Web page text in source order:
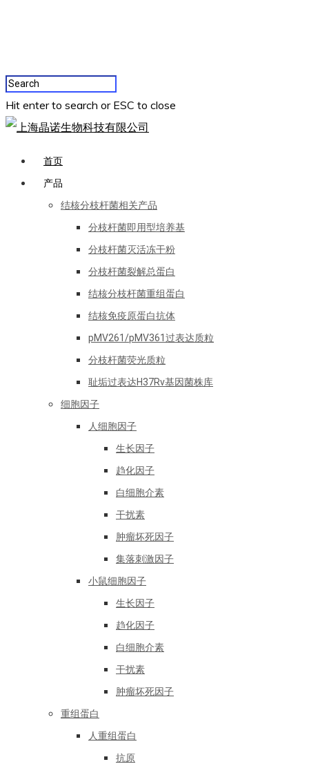
Hit enter to search or ESC to close
首页
产品
结核分枝杆菌相关产品
分枝杆菌即用型培养基
分枝杆菌灭活冻干粉
分枝杆菌裂解总蛋白
结核分枝杆菌重组蛋白
结核免疫原蛋白抗体
pMV261/pMV361过表达质粒
分枝杆菌荧光质粒
耻垢过表达H37Rv基因菌株库
细胞因子
人细胞因子
生长因子
趋化因子
白细胞介素
干扰素
肿瘤坏死因子
集落刺激因子
小鼠细胞因子
生长因子
趋化因子
白细胞介素
干扰素
肿瘤坏死因子
重组蛋白
人重组蛋白
抗原